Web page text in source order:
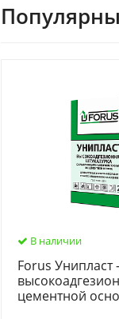
В наличии
Forus Унипласт -
цементной